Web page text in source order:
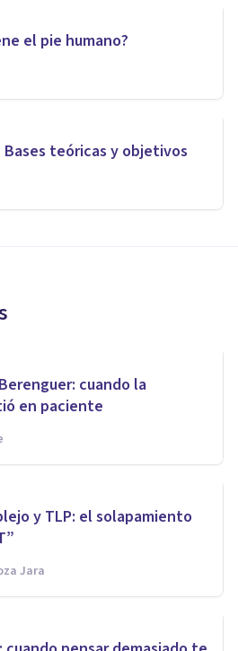
el pie humano?
Bases teóricas y objetivos
cuando la
en paciente
y TLP: el solapamiento
Jara